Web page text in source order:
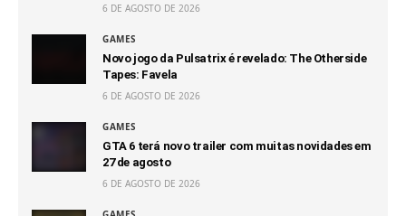
6 DE AGOSTO DE 2026
GAMES
Novo jogo da Pulsatrix é revelado: The Otherside
Tapes: Favela
6 DE AGOSTO DE 2026
GAMES
GTA 6 terá novo trailer com muitas novidades em
27 de agosto
6 DE AGOSTO DE 2026